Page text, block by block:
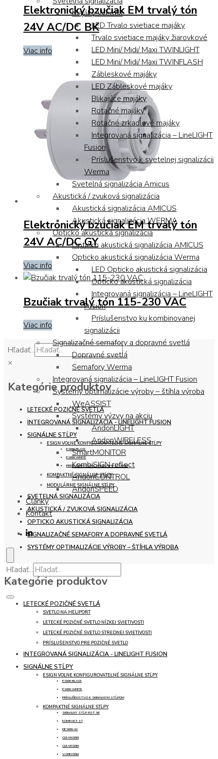
Majáky Werma
LED Trvalo svietiace majáky
Trvalo svietiace majáky žiarovkové
LED Mini/ Midi/ Maxi TWINLIGHT
LED Mini/ Midi/ Maxi TWINFLASH
Zábleskové majáky
LED Zábleskové majáky
Blikajúce majáky
Rotačné majáky
Rotačné zrkadlové majáky
Integrovaná signalizácia – LineLIGHT
Fusion
Príslušenstvo k svetelnej signalizácii
Werma
Svetelná signalizácia Amicus
Akustická / zvuková signalizácia
Akustická signalizácia AMICUS
Akustická signalizácia WERMA
Opticko akustická signalizácia
Opticko akustická signalizácia AMICUS
Opticko akustická signalizácia Werma
LED Opticko akustická signalizácia
Opticko akustická signalizácia
Integrovaná signalizácia – LineLIGHT
Fusion
Príslušenstvo ku kombinovanej
signalizácii
Signalizačné semafory a dopravné svetlá
Dopravné svetlá
Semafory Werma
Integrovaná signalizácia – LineLIGHT Fusion
Systémy optimalizácie výroby – štíhla výroba
WeASSIST
Systémy výzvy na akciu
AndonLIGHT
AndonWIRELESS
SmartMONITOR
KombiSIGN reflect
AndonCONTROL
AndonSPEED
Články
Kontakt
Hľadať...
×
Elektronický bzučiak EM trvalý tón
24V AC/DC BK
Viac info
Elektronický bzučiak EM trvalý tón
24V AC/DC GY
Viac info
Bzučiak trvalý tón 115-230 VAC
Viac info
Hľadať...
×
Kategórie produktov
LETECKÉ POZIČNÉ SVETLÁ
INTEGROVANÁ SIGNALIZÁCIA - LINELIGHT FUSION
SIGNÁLNE STĹPY
ESIGN VOĽNE KONFIGUROVATEĽNÉ SIGNÁLNE STĹPY
ESIGN BLACK
ESIGN WHITE
PRÍSLUŠENSTVO K SIGNÁLNYM STĹPOM
KOMPAKTNÉ SIGNÁLNE STĹPY
MODULÁRNE SIGNÁLNE STĹPY
SVETELNÁ SIGNALIZÁCIA
AKUSTICKÁ / ZVUKOVÁ SIGNALIZÁCIA
OPTICKO AKUSTICKÁ SIGNALIZÁCIA
SIGNALIZAČNÉ SEMAFORY A DOPRAVNÉ SVETLÁ
SYSTÉMY OPTIMALIZÁCIE VÝROBY – ŠTÍHLA VÝROBA
Kategórie produktov
LETECKÉ POZIČNÉ SVETLÁ
SVETLO NA HELIPORT
LETECKÉ POZIČNÉ SVETLO NÍZKEJ SVIETIVOSTI
LETECKÉ POZIČNÉ SVETLO STREDNEJ SVIETIVOSTI
PRÍSLUŠENSTVO PRE POZIČNÉ SVETLO
INTEGROVANÁ SIGNALIZÁCIA - LINELIGHT FUSION
SIGNÁLNE STĹPY
ESIGN VOĽNE KONFIGUROVATEĽNÉ SIGNÁLNE STĹPY
ESIGN BLACK
ESIGN WHITE
PRÍSLUŠENSTVO K SIGNÁLNYM STĹPOM
KOMPAKTNÉ SIGNÁLNE STĹPY
SIGNÁLNY STĹP RST 56
KOMPAKT 37
DESIGN 42
CLEANSIGN
CLEARSIGN
VARIOSIGN